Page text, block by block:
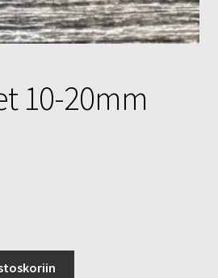
10-20mm